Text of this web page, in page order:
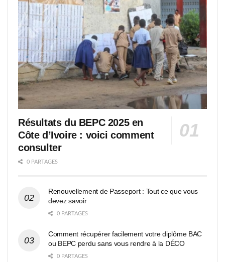
Résultats du BEPC 2025 en
Côte d’Ivoire : voici comment
consulter
0 PARTAGES
Renouvellement de Passeport : Tout ce que vous
devez savoir
0 PARTAGES
Comment récupérer facilement votre diplôme BAC
ou BEPC perdu sans vous rendre à la DÉCO
0 PARTAGES